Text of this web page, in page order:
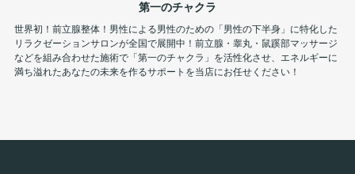
第一のチャクラ
世界初！前立腺整体！男性による男性のための「男性の下半身」に特化した
リラクゼーションサロンが全国で展開中！前立腺・睾丸・鼠蹊部マッサージ
などを組み合わせた施術で「第一のチャクラ」を活性化させ、エネルギーに
満ち溢れたあなたの未来を作るサポートを当店にお任せください！